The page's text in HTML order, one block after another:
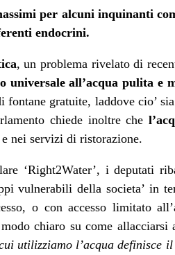
per alcuni inquinanti
endocrini.
, un problema rivelato di
universale all’acqua pulita e
fontane gratuite, laddove cio’
chiede inoltre che l’
nei servizi di ristorazione.
‘Right2Water’, i deputati
vulnerabili della societa’ in
o con accesso limitato all’
chiaro su come allacciarsi
utilizziamo l’acqua definisce il